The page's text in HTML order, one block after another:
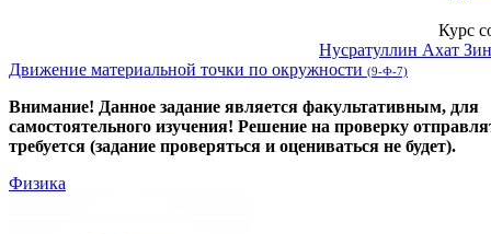
Курс
Нусратуллин Ахат
Движение материальной точки по окружности (9-Ф-7)
Внимание! Данное задание является факультативным, для
самостоятельного изучения! Решение на проверку
требуется (задание проверяться и оцениваться не будет).
Физика